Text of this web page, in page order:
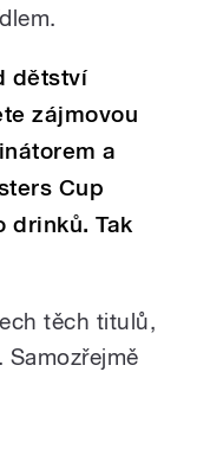
dětství
zájmovou
a
Cup
drinků. Tak
těch titulů,